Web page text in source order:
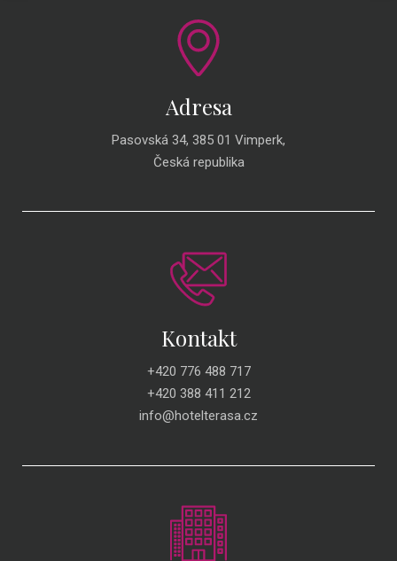
Adresa
Pasovská 34, 385 01 Vimperk,
Česká republika
Kontakt
+420 776 488 717
+420 388 411 212
info@hotelterasa.cz